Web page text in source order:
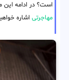
است؟ در ادامه
مهاجرتی اشاره